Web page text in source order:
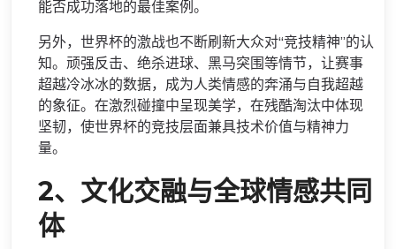
能否成功落地的最佳案例。
另外，世界杯的激战也不断刷新大众对“竞技精神”的认
知。顽强反击、绝杀进球、黑马突围等情节，让赛事
超越冷冰冰的数据，成为人类情感的奔涌与自我超越
的象征。在激烈碰撞中呈现美学，在残酷淘汰中体现
坚韧，使世界杯的竞技层面兼具技术价值与精神力
量。
2、文化交融与全球情感共同
体